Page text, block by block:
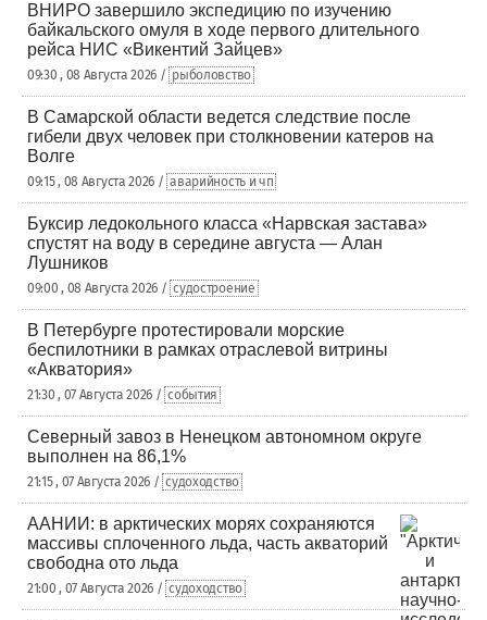
ВНИРО завершило экспедицию по изучению
байкальского омуля в ходе первого длительного
рейса НИС «Викентий Зайцев»
09:30 , 08 Августа 2026 / рыболовство
В Самарской области ведется следствие после
гибели двух человек при столкновении катеров на
Волге
09:15 , 08 Августа 2026 / аварийность и чп
Буксир ледокольного класса «Нарвская застава»
спустят на воду в середине августа — Алан
Лушников
09:00 , 08 Августа 2026 / судостроение
В Петербурге протестировали морские
беспилотники в рамках отраслевой витрины
«Акватория»
21:30 , 07 Августа 2026 / события
Северный завоз в Ненецком автономном округе
выполнен на 86,1%
21:15 , 07 Августа 2026 / судоходство
ААНИИ: в арктических морях сохраняются
массивы сплоченного льда, часть акваторий
свободна ото льда
21:00 , 07 Августа 2026 / судоходство